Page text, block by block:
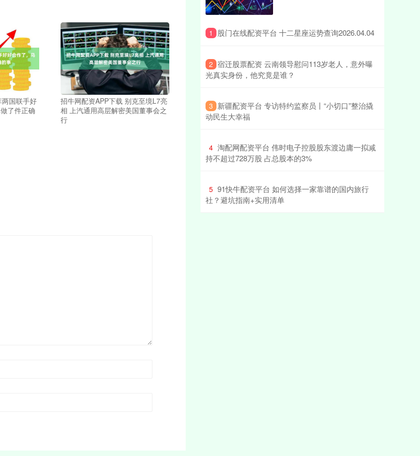
国联手好
了件正确
招牛网配资APP下载 别克至境L7亮
相 上汽通用高层解密美国董事会之
行
1 ​股门在线配资平台 十二星座运势查询2026.04.04
2 ​宿迁股票配资 云南领导慰问113岁老人，意外曝
光真实身份，他究竟是谁？
3 ​新疆配资平台 专访特约监察员丨“小切口”整治撬
动民生大幸福
4 ​淘配网配资平台 伟时电子控股股东渡边庸一拟减
持不超过728万股 占总股本的3%
5 ​91快牛配资平台 如何选择一家靠谱的国内旅行
社？避坑指南+实用清单